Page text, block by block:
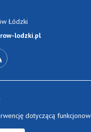
Łódzki
lodzki.pl
dotyczącą